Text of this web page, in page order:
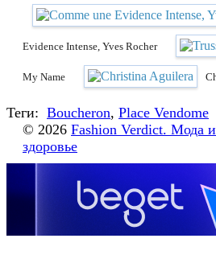
Evidence Intense, Yves Rocher
My Name
Теги: Boucheron, Place Vendome
© 2026 Fashion Verdict. Мода
здоровье